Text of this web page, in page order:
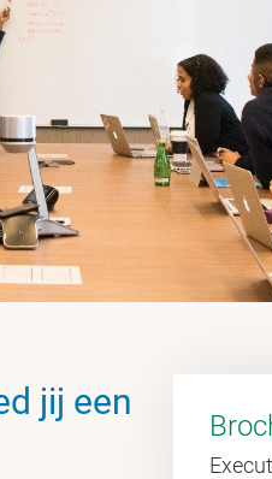
jij een